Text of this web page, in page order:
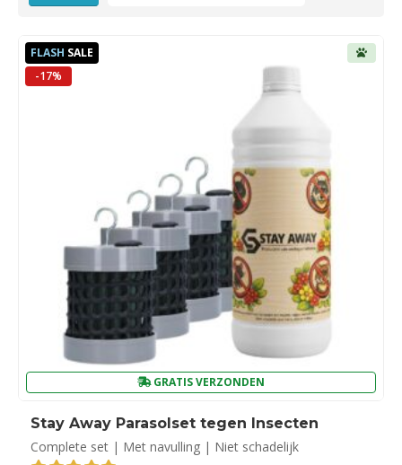
FLASH SALE
-17%
GRATIS VERZONDEN
Stay Away Parasolset tegen Insecten
Complete set | Met navulling | Niet schadelijk